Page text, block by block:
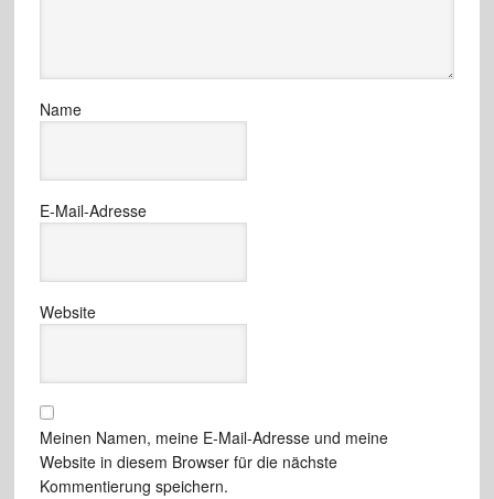
Name
E-Mail-Adresse
Website
Meinen Namen, meine E-Mail-Adresse und meine
Website in diesem Browser für die nächste
Kommentierung speichern.